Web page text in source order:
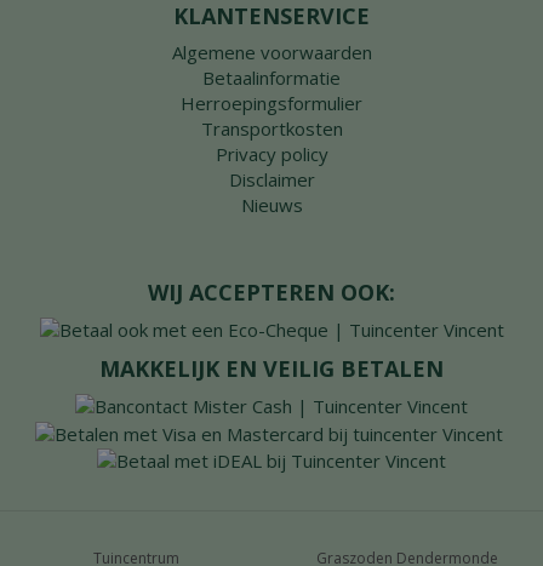
KLANTENSERVICE
Algemene voorwaarden
Betaalinformatie
Herroepingsformulier
Transportkosten
Privacy policy
Disclaimer
Nieuws
WIJ ACCEPTEREN OOK:
MAKKELIJK EN VEILIG BETALEN
Tuincentrum Graszoden Dendermonde